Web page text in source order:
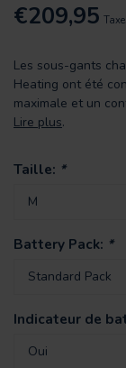
€209,95
Les sous-gants
Heating ont été
maximale et un
Lire plus.
Taille: *
Battery Pack: *
Indicateur de